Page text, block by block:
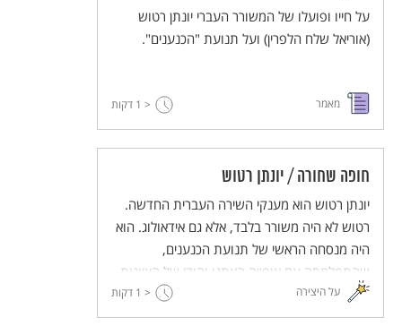
על חייו ופועלו של המשורר העברי יונתן רטוש
(אוריאל שלח הלפרין) ועל תנועת "הכנענים".
מאמר < 1 דקות
חופה שחורה / יונתן רטוש
יונתן רטוש הוא מענקי השירה העברית החדשה.
רטוש לא היה משורר בלבד, אלא גם אידאולוג. הוא
היה מנסחה הראשי של תנועת הכנענים,
שהתפלמסה עם אופייה האתנו-יהודי של הציונות,
וקראה להכלה רחבה של עמי המזרח התיכון,
כבמלכויות דוד ושלמה. עם חברי התנועה לא נימנו
על היצירה < 1 דקות